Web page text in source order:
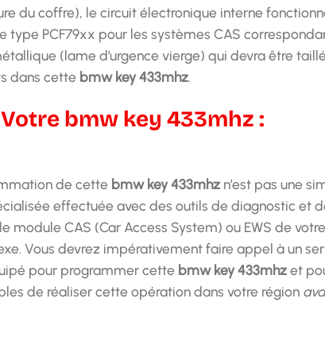
du coffre), le circuit électronique interne
PCF79xx pour les systèmes CAS
(lame d’urgence vierge) qui devra être
dans cette bmw key 433mhz.
bmw key 433mhz :
de cette bmw key 433mhz n’est pas une
effectuée avec des outils de diagnostic et
CAS (Car Access System) ou EWS de
Vous devrez impérativement faire appel à un
pour programmer cette bmw key 433mhzet
de réaliser cette opération dans votre région